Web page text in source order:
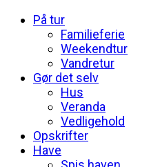
På tur
Familieferie
Weekendtur
Vandretur
Gør det selv
Hus
Veranda
Vedligehold
Opskrifter
Have